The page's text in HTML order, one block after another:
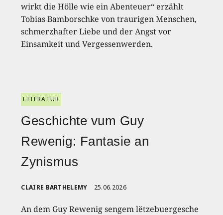
wirkt die Hölle wie ein Abenteuer“ erzählt
Tobias Bamborschke von traurigen Menschen,
schmerzhafter Liebe und der Angst vor
Einsamkeit und Vergessenwerden.
LITERATUR
Geschichte vum Guy
Rewenig: Fantasie an
Zynismus
CLAIRE BARTHELEMY 25.06.2026
An dem Guy Rewenig sengem lëtzebuergesche